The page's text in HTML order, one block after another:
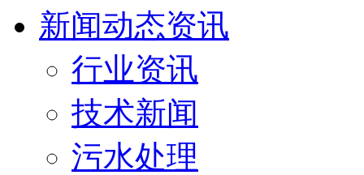
新闻动态资讯
行业资讯
技术新闻
污水处理